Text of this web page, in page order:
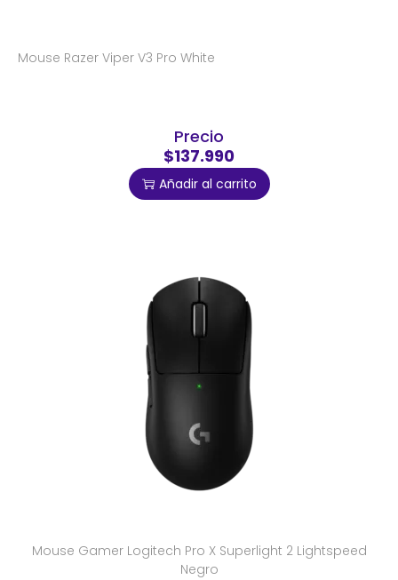
Mouse Razer Viper V3 Pro White
Precio
$137.990
Añadir al carrito
Mouse Gamer Logitech Pro X Superlight 2 Lightspeed
Negro